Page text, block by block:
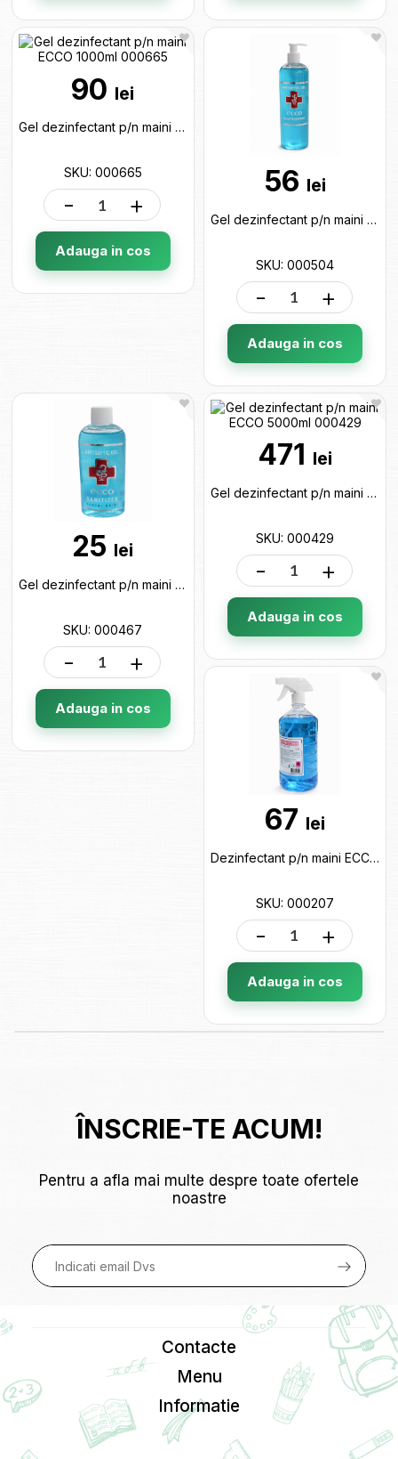
90 lei
Gel dezinfectant p/n maini ECCO 1000ml 000665
SKU: 000665
- +
Adauga in cos
56 lei
Gel dezinfectant p/n maini ECCO 500ml dozator 000504
SKU: 000504
- +
Adauga in cos
25 lei
Gel dezinfectant p/n maini ECCO 100ml 000467
SKU: 000467
- +
Adauga in cos
471 lei
Gel dezinfectant p/n maini ECCO 5000ml 000429
SKU: 000429
- +
Adauga in cos
67 lei
Dezinfectant p/n maini ECCO 1000ml Sprey 000207
SKU: 000207
- +
Adauga in cos
ÎNSCRIE-TE ACUM!
Pentru a afla mai multe despre toate ofertele
noastre
Contacte
Menu
Informatie